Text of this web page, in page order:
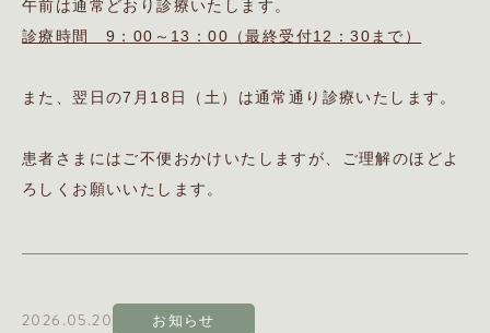
午前は通常どおり診療いたします。
診療時間 9：00～13：00（最終受付12：30まで）
また、翌日の7月18日（土）は通常通り診療いたします。
患者さまにはご不便おかけいたしますが、ご理解のほどよ
ろしくお願いいたします。
2026.05.20 お知らせ